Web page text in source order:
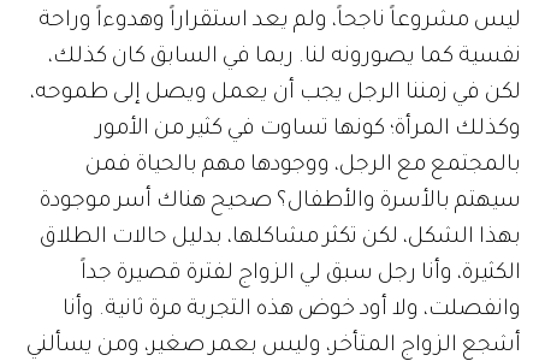
ليس مشروعاً ناجحاً، ولم يعد استقراراً وهدوءاً وراحة
نفسية كما يصورونه لنا. ربما في السابق كان كذلك،
لكن في زمننا الرجل يجب أن يعمل ويصل إلى طموحه،
وكذلك المرأة؛ كونها تساوت في كثير من الأمور
بالمجتمع مع الرجل، ووجودها مهم بالحياة فمن
سيهتم بالأسرة والأطفال؟ صحيح هناك أسر موجودة
بهذا الشكل، لكن تكثر مشاكلها، بدليل حالات الطلاق
الكثيرة، وأنا رجل سبق لي الزواج لفترة قصيرة جداً
وانفصلت، ولا أود خوض هذه التجربة مرة ثانية. وأنا
أشجع الزواج المتأخر، وليس بعمر صغير، ومن يسألني